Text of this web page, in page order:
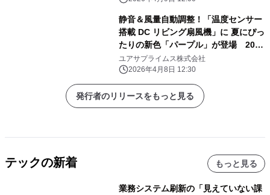
静音＆風量自動調整！「温度センサー
搭載 DC リビング扇風機」に 夏にぴっ
たりの新色「パープル」が登場 2026
年4月発売
ユアサプライムス株式会社
2026年4月8日 12:30
発行者のリリースをもっと見る
テックの新着 もっと見る
業務システム刷新の「見えていない課